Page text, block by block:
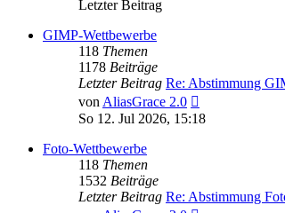
Letzter Beitrag
GIMP-Wettbewerbe
118 Themen
1178 Beiträge
Letzter Beitrag Re: Abstimmung
vonAliasGrace 2.0
Beitrag
So 12. Jul 2026, 15:18
Foto-Wettbewerbe
118 Themen
1532 Beiträge
Letzter Beitrag Re: Abstimmung